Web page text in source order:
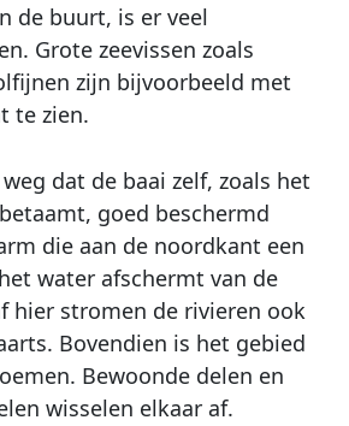
de buurt, is er veel
Grote zeevissen zoals
zijn bijvoorbeeld met
te zien.
dat de baai zelf, zoals het
goed beschermd
die aan de noordkant een
water afschermt van de
hier stromen de rivieren ook
Bovendien is het gebied
Bewoonde delen en
wisselen elkaar af.